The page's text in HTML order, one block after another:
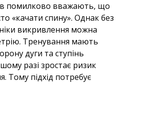
помилково вважають, що
«качати спину». Однак без
викривлення можна
Тренування мають
дуги та ступінь
разі зростає ризик
Тому підхід потребує